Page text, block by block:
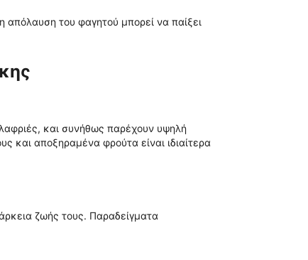
του φαγητού μπορεί να παίξει
και συνήθως παρέχουν υψηλή
και αποξηραμένα φρούτα είναι ιδιαίτερα
ζωής τους. Παραδείγματα